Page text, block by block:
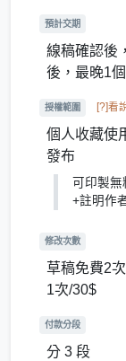
預計交期
線稿確認後
後，最晚1
授權範圍 [?]看
個人收藏使
發布
可印製無
+註明作
修改次數
草稿免費2
1次/30$
付款分段
分 3 段